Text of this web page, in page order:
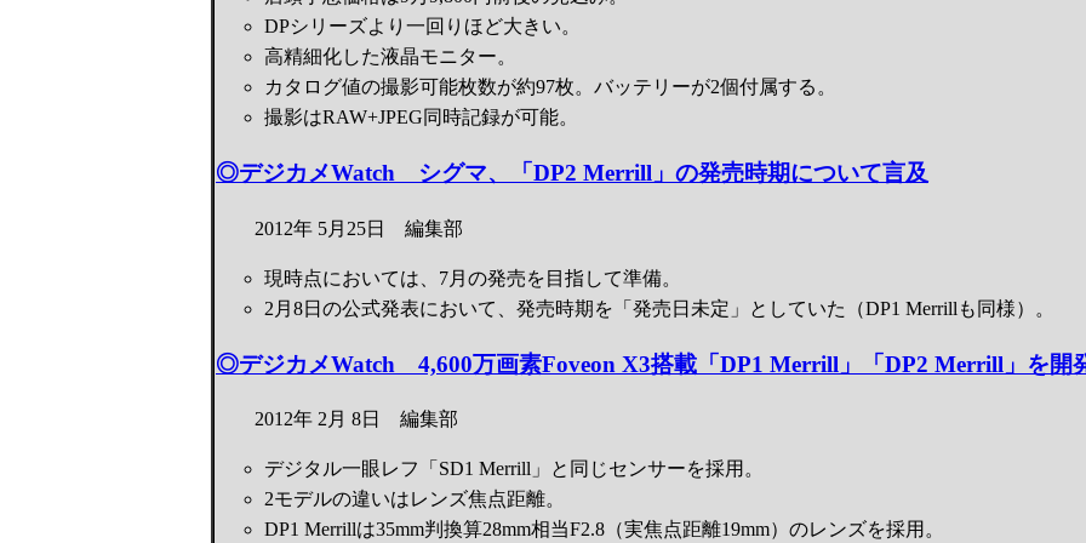
DPシリーズより一回りほど大きい。
高精細化した液晶モニター。
カタログ値の撮影可能枚数が約97枚。バッテリーが2個付属する。
撮影はRAW+JPEG同時記録が可能。
◎デジカメWatch シグマ、「DP2 Merrill」の発売時期について言及
2012年 5月25日 編集部
現時点においては、7月の発売を目指して準備。
2月8日の公式発表において、発売時期を「発売日未定」としていた（DP1 Merrillも同様）。
◎デジカメWatch 4,600万画素Foveon X3搭載「DP1 Merrill」「DP2 Merrill」を開
2012年 2月 8日 編集部
デジタル一眼レフ「SD1 Merrill」と同じセンサーを採用。
2モデルの違いはレンズ焦点距離。
DP1 Merrillは35mm判換算28mm相当F2.8（実焦点距離19mm）のレンズを採用。